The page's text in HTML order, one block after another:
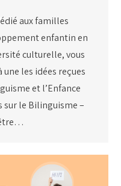
aux familles
enfantin en
culturelle, vous
les idées reçues
et l’Enfance
sur le Bilinguisme –
être…